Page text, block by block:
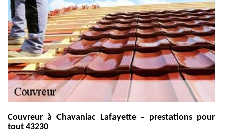
Couvreur à Chavaniac Lafayette – prestations pour
tout 43230